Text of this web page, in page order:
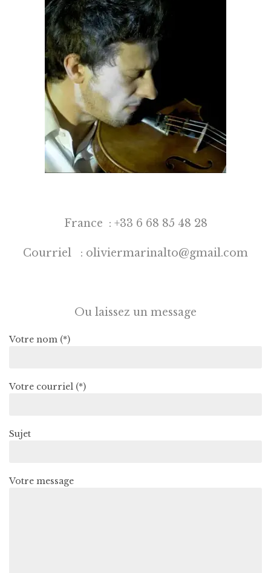
INTERPRÉTATION
CONTACT
LANGUES
France : +33 6 68 85 48 28
Courriel : oliviermarinalto@gmail.com
Ou laissez un message
Votre nom (*)
Votre courriel (*)
Sujet
Votre message